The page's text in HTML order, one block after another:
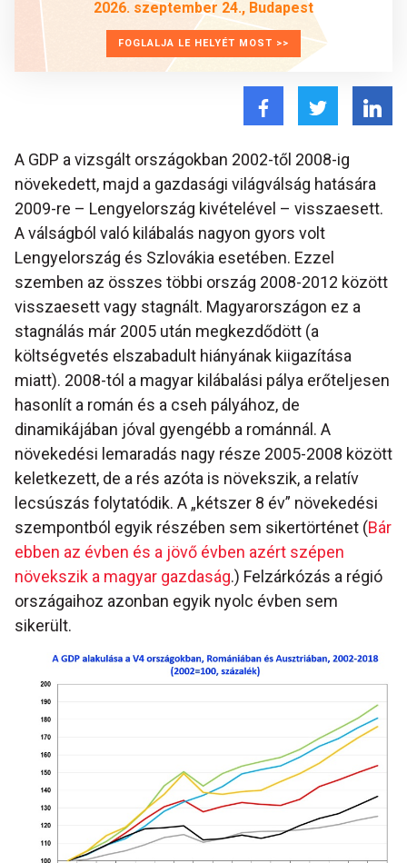
2026. szeptember 24., Budapest
FOGLALJA LE HELYÉT MOST >>
A GDP a vizsgált országokban 2002-től 2008-ig
növekedett, majd a gazdasági világválság hatására
2009-re – Lengyelország kivételével – visszaesett.
A válságból való kilábalás nagyon gyors volt
Lengyelország és Szlovákia esetében. Ezzel
szemben az összes többi ország 2008-2012 között
visszaesett vagy stagnált. Magyarországon ez a
stagnálás már 2005 után megkezdődött (a
költségvetés elszabadult hiányának kiigazítása
miatt). 2008-tól a magyar kilábalási pálya erőteljesen
hasonlít a román és a cseh pályához, de
dinamikájában jóval gyengébb a románnál. A
növekedési lemaradás nagy része 2005-2008 között
keletkezett, de a rés azóta is növekszik, a relatív
lecsúszás folytatódik. A „kétszer 8 év” növekedési
szempontból egyik részében sem sikertörténet (Bár
ebben az évben és a jövő évben azért szépen
növekszik a magyar gazdaság.) Felzárkózás a régió
országaihoz azonban egyik nyolc évben sem
sikerült.